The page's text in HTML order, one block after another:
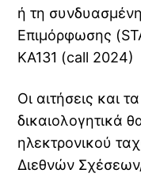
ή τη
Επιμόρφωσης
KA131 (call 2024)
Οι αιτήσεις και
δικαιολογητικά
ηλεκτρονικού
Διεθνών